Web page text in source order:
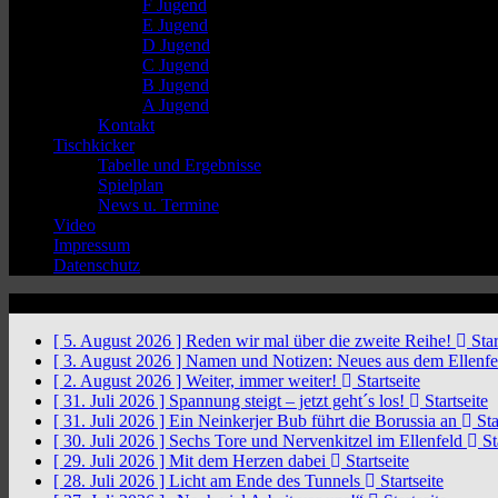
F Jugend
E Jugend
D Jugend
C Jugend
B Jugend
A Jugend
Kontakt
Tischkicker
Tabelle und Ergebnisse
Spielplan
News u. Termine
Video
Impressum
Datenschutz
[ 5. August 2026 ] Reden wir mal über die zweite Reihe!
[ 3. August 2026 ] Namen und Notizen: Neues aus dem
[ 2. August 2026 ] Weiter, immer weiter!
Startseite
[ 31. Juli 2026 ] Spannung steigt – jetzt geht´s los!
Startseite
[ 31. Juli 2026 ] Ein Neinkerjer Bub führt die Borussia an
[ 30. Juli 2026 ] Sechs Tore und Nervenkitzel im Ellenfeld
[ 29. Juli 2026 ] Mit dem Herzen dabei
Startseite
[ 28. Juli 2026 ] Licht am Ende des Tunnels
Startseite